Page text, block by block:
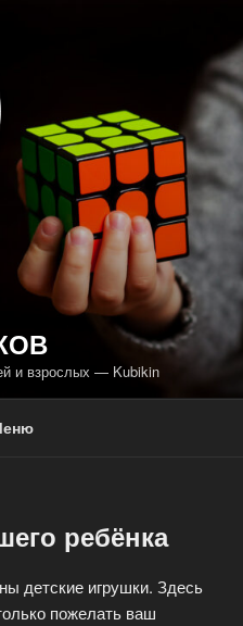
и взрослых — Kubikin
ребёнка
детские игрушки. Здесь
пожелать ваш